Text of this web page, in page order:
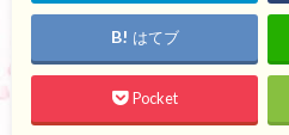
はてブ
Pocket